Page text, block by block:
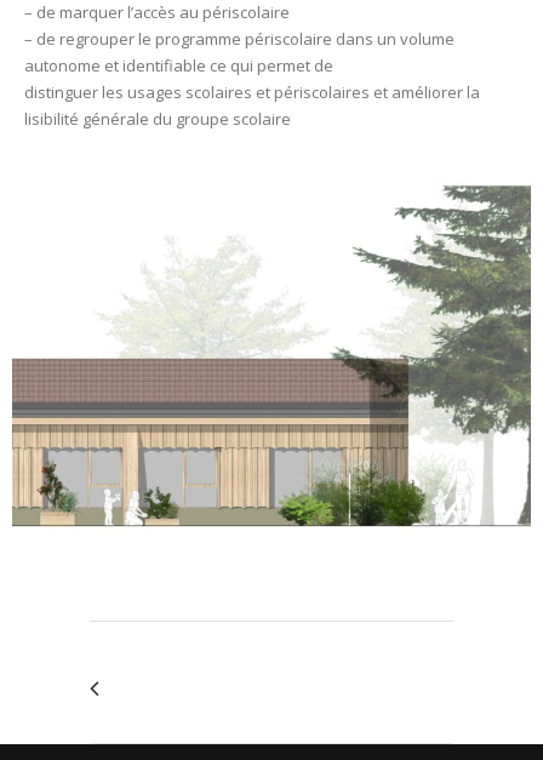
– de marquer l’accès au périscolaire
– de regrouper le programme périscolaire dans un volume
autonome et identifiable ce qui permet de
distinguer les usages scolaires et périscolaires et améliorer la
lisibilité générale du groupe scolaire